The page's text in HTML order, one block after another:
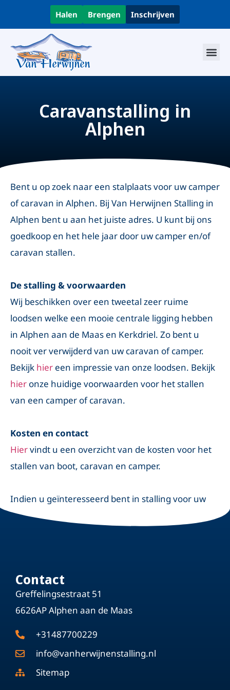
Inschrijven
Brengen
Halen
Caravanstalling in
Alphen
Bent u op zoek naar een stalplaats voor uw camper
of caravan in Alphen. Bij Van Herwijnen Stalling in
Alphen bent u aan het juiste adres. U kunt bij ons
goedkoop en het hele jaar door uw camper en/of
caravan stallen.
De stalling & voorwaarden
Wij beschikken over een tweetal zeer ruime
loodsen welke een mooie centrale ligging hebben
in Alphen aan de Maas en Kerkdriel. Zo bent u
nooit ver verwijderd van uw caravan of camper.
Bekijk hier een impressie van onze loodsen. Bekijk
hier onze huidige voorwaarden voor het stallen
van een camper of caravan.
Kosten en contact
Hiervindt u een overzicht van de kosten voor het
stallen van boot, caravan en camper.
Indien u geïnteresseerd bent in stalling voor uw
camper of caravan in Alphen, neem dan geheel
Contact
Greffelingsestraat 51
6626AP Alphen aan de Maas
+31487700229
info@vanherwijnenstalling.nl
Sitemap